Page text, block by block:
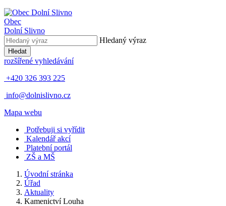
Obec
Dolní Slivno
Hledaný výraz
Hledat
rozšířené vyhledávání
+420 326 393 225
info@dolnislivno.cz
Mapa webu
Potřebuji si vyřídit
Kalendář akcí
Platební portál
ZŠ a MŠ
Úvodní stránka
Úřad
Aktuality
Kamenictví Louha